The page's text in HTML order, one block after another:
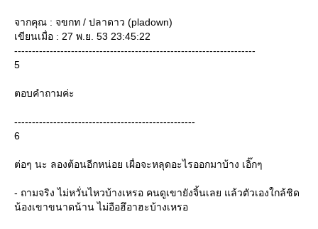
จากคุณ : จขกท / ปลาดาว (pladown)
เขียนเมื่อ : 27 พ.ย. 53 23:45:22
--------------------------------------------------------------------
5
ตอบคำถามค่ะ
---------------------------------------------------
6
ต่อๆ นะ ลองต้อนอีกหน่อย เผื่อจะหลุดอะไรออกมาบ้าง เอิ๊กๆ
- ถามจริง ไม่หวั่นไหวบ้างเหรอ คนดูเขายังจิ้นเลย แล้วตัวเองใกล้ชิด
น้องเขาขนาดน้าน ไม่อือฮึอาฮะบ้างเหรอ